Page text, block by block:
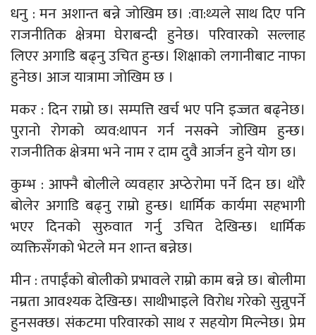
धनु : मन अशान्त बन्ने जोखिम छ। :वा:थ्यले साथ दिए पनि
राजनीतिक क्षेत्रमा घेराबन्दी हुनेछ। परिवारको सल्लाह
लिएर अगाडि बढ्नु उचित हुन्छ। शिक्षाको लगानीबाट नाफा
हुनेछ। आज यात्रामा जोखिम छ ।
मकर : दिन राम्रो छ। सम्पत्ति खर्च भए पनि इज्जत बढ्नेछ।
पुरानो रोगको व्यव:थापन गर्न नसक्ने जोखिम हुन्छ।
राजनीतिक क्षेत्रमा भने नाम र दाम दुवै आर्जन हुने योग छ।
कुम्भ : आफ्नै बोलीले व्यवहार अप्ठेरोमा पर्ने दिन छ। थोरै
बोलेर अगाडि बढ्नु राम्रो हुन्छ। धार्मिक कार्यमा सहभागी
भएर दिनको सुरुवात गर्नु उचित देखिन्छ। धार्मिक
व्यक्तिसँगको भेटले मन शान्त बन्नेछ।
मीन : तपाईंको बोलीको प्रभावले राम्रो काम बन्ने छ। बोलीमा
नम्रता आवश्यक देखिन्छ। साथीभाइले विरोध गरेको सुन्नुपर्ने
हुनसक्छ। संकटमा परिवारको साथ र सहयोग मिल्नेछ। प्रेम